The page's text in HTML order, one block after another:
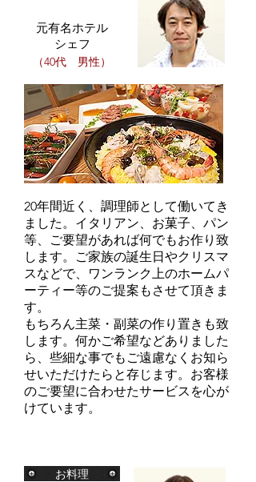
元有名ホテル
シェフ
（40代 男性）
20年間近く、調理師として働いてき
ました。イタリアン、お菓子、パン
等、ご要望があれば何でもお作り致
します。ご家族の誕生日やクリスマ
スなどで、ワンランク上のホームパ
ーティー等のご提案もさせて頂きま
す。
もちろん主菜・副菜の作り置きも致
します。何かご希望などありました
ら、些細な事でもご遠慮なくお知ら
せいただけたらと存じます。お客様
のご要望に合わせたサービスを心が
けています。
お料理